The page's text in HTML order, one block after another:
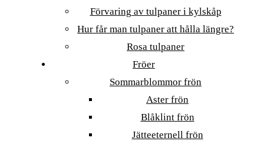
Förvaring av tulpaner i kylskåp
Hur får man tulpaner att hålla längre?
Rosa tulpaner
Fröer
Sommarblommor frön
Aster frön
Blåklint frön
Jätteeternell frön